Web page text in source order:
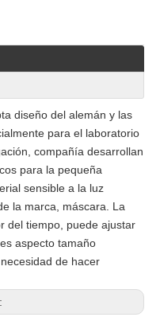
diseño del alemán y las
para el laboratorio
compañía desarrollan
para la pequeña
sensible a la luz
la marca, máscara. La
del tiempo, puede ajustar
aspecto tamaño
de hacer